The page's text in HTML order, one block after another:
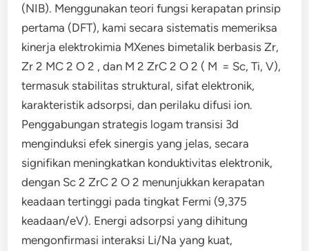
(NIB). Menggunakan teori fungsi kerapatan prinsip
pertama (DFT), kami secara sistematis memeriksa
kinerja elektrokimia MXenes bimetalik berbasis Zr,
Zr 2 MC 2 O 2 , dan M 2 ZrC 2 O 2 ( M = Sc, Ti, V),
termasuk stabilitas struktural, sifat elektronik,
karakteristik adsorpsi, dan perilaku difusi ion.
Penggabungan strategis logam transisi 3d
menginduksi efek sinergis yang jelas, secara
signifikan meningkatkan konduktivitas elektronik,
dengan Sc 2 ZrC 2 O 2 menunjukkan kerapatan
keadaan tertinggi pada tingkat Fermi (9,375
keadaan/eV). Energi adsorpsi yang dihitung
mengonfirmasi interaksi Li/Na yang kuat,